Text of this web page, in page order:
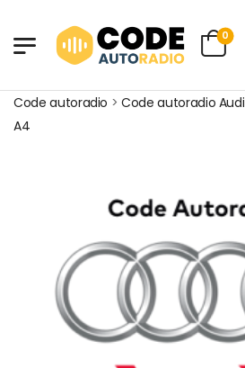
0
Code autoradio >Code autoradio Audi
A4